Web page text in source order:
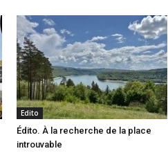
Edito
Édito. À la recherche de la place
introuvable